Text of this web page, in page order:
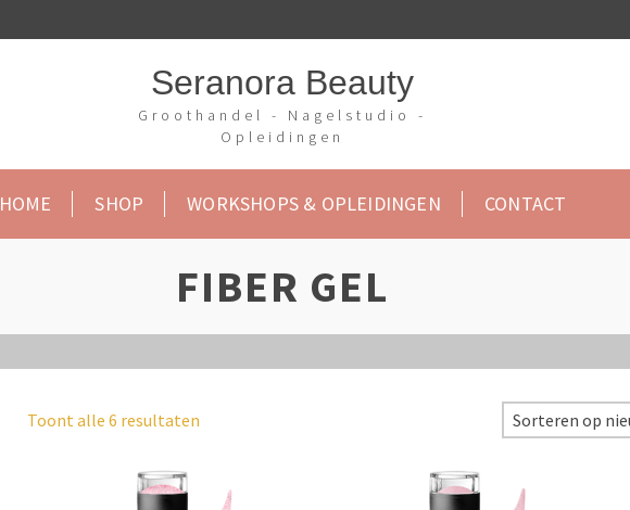
Seranora Beauty
Groothandel - Nagelstudio -
Opleidingen
HOME SHOP WORKSHOPS & OPLEIDINGEN CONTACT
FIBER GEL
Toont alle 6 resultaten Sorteren op